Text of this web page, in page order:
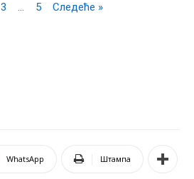
3 … 5 Следеће »
WhatsApp Штампа